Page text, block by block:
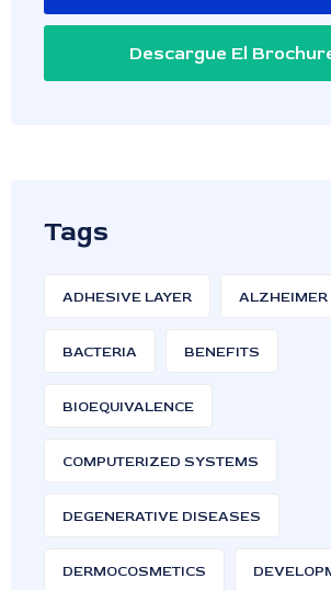
Descargue El
Tags
ADHESIVE LAYER ALZHEIMER
BACTERIA BENEFITS
BIOEQUIVALENCE
COMPUTERIZED SYSTEMS
DEGENERATIVE DISEASES
DERMOCOSMETICS